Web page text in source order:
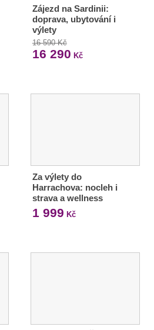
Zájezd na Sardinii:
doprava, ubytování i
výlety
16 590 Kč
16 290 Kč
Za výlety do
Harrachova: nocleh i
strava a wellness
1 999 Kč